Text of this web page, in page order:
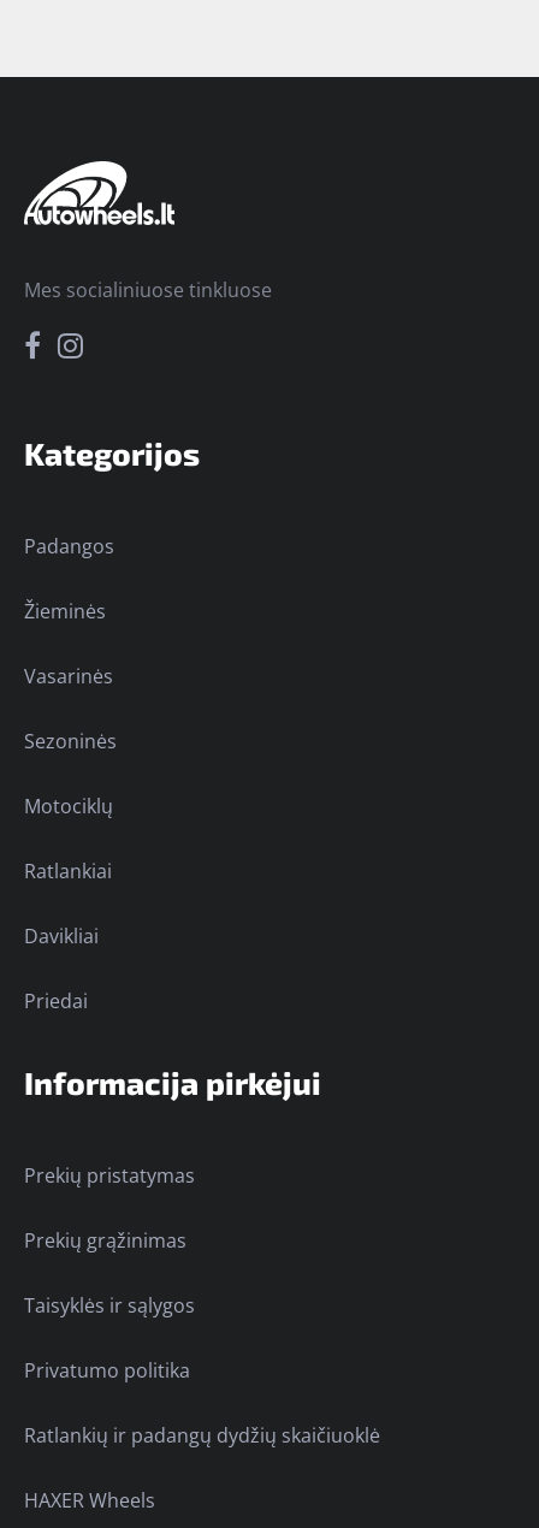
Kategorijos
Padangos
Žieminės
Vasarinės
Sezoninės
Motociklų
Ratlankiai
Davikliai
Priedai
Informacija pirkėjui
Prekių pristatymas
Prekių grąžinimas
Taisyklės ir sąlygos
Privatumo politika
Ratlankių ir padangų dydžių skaičiuoklė
HAXER Wheels
Mes socialiniuose tinkluose